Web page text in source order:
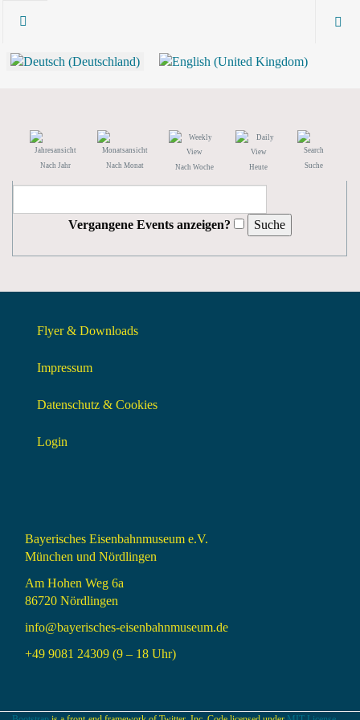
Nach Jahr Nach Monat Nach Woche Heute Suche
Vergangene Events anzeigen?
Flyer & Downloads
Impressum
Datenschutz & Cookies
Login
Bayerisches Eisenbahnmuseum e.V.
München und Nördlingen
Am Hohen Weg 6a
86720 Nördlingen
info@bayerisches-eisenbahnmuseum.de
+49 9081 24309 (9 – 18 Uhr)